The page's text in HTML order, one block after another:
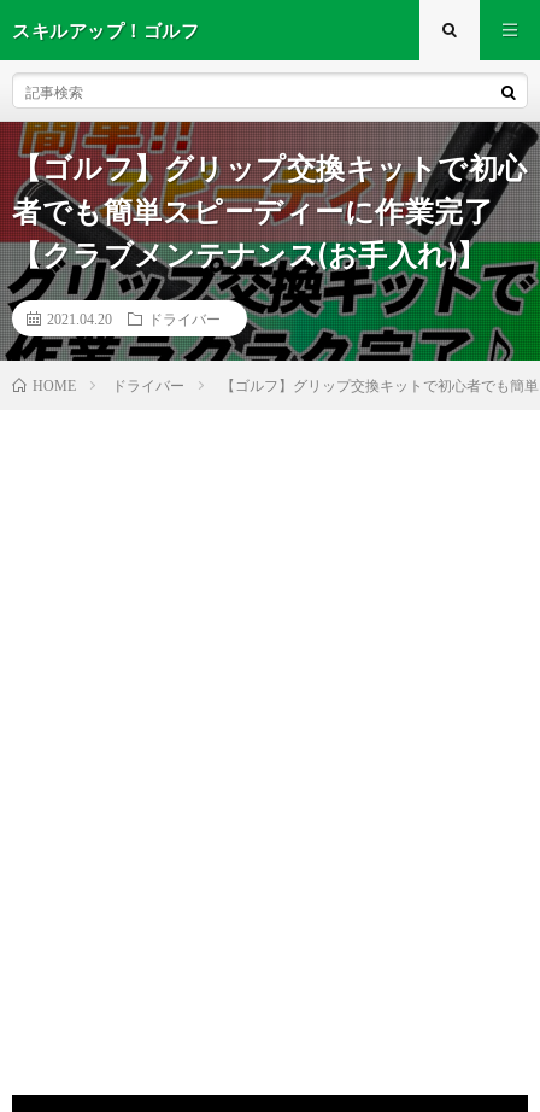
スキルアップ！ゴルフ
【ゴルフ】グリップ交換キットで初心
者でも簡単スピーディーに作業完了
【クラブメンテナンス(お手入れ)】
2021.04.20 ドライバー
HOME ドライバー 【ゴルフ】グリップ交換キットで初心者でも簡